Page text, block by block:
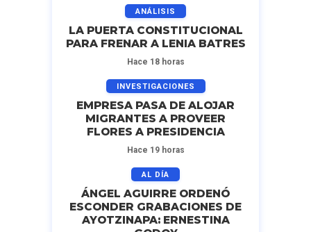
ANÁLISIS
LA PUERTA CONSTITUCIONAL
PARA FRENAR A LENIA BATRES
Hace 18 horas
INVESTIGACIONES
EMPRESA PASA DE ALOJAR
MIGRANTES A PROVEER
FLORES A PRESIDENCIA
Hace 19 horas
AL DÍA
ÁNGEL AGUIRRE ORDENÓ
ESCONDER GRABACIONES DE
AYOTZINAPA: ERNESTINA